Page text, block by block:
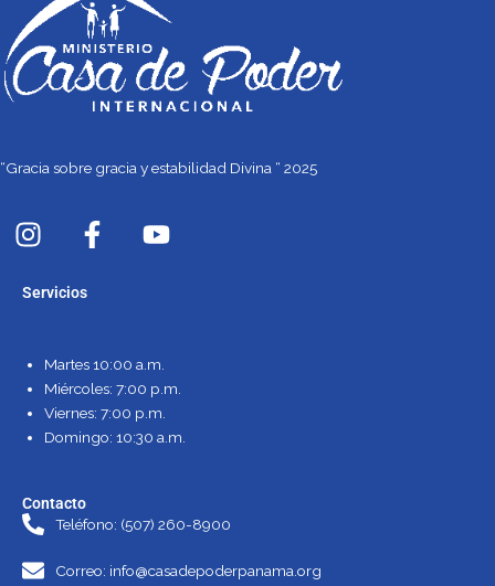
“Gracia sobre gracia y estabilidad Divina “ 2025
I
n
t
g
r
a
m
F
a
o
o
k
-
Y
o
b
e
Servicios
Martes 10:00 a.m.
Miércoles: 7:00 p.m.
Viernes: 7:00 p.m.
Domingo: 10:30 a.m.
Contacto
Teléfono: (507) 260-8900
Correo: info@casadepoderpanama.org